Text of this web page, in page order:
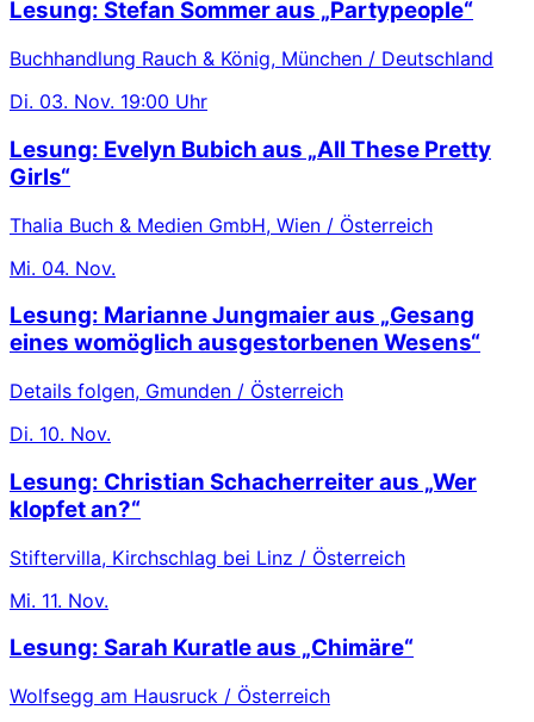
Lesung: Stefan Sommer aus „Partypeople“
Buchhandlung Rauch & König, München / Deutschland
Di. 03. Nov. 19:00 Uhr
Lesung: Evelyn Bubich aus „All These Pretty
Girls“
Thalia Buch & Medien GmbH, Wien / Österreich
Mi. 04. Nov.
Lesung: Marianne Jungmaier aus „Gesang
eines womöglich ausgestorbenen Wesens“
Details folgen, Gmunden / Österreich
Di. 10. Nov.
Lesung: Christian Schacherreiter aus „Wer
klopfet an?“
Stiftervilla, Kirchschlag bei Linz / Österreich
Mi. 11. Nov.
Lesung: Sarah Kuratle aus „Chimäre“
Wolfsegg am Hausruck / Österreich